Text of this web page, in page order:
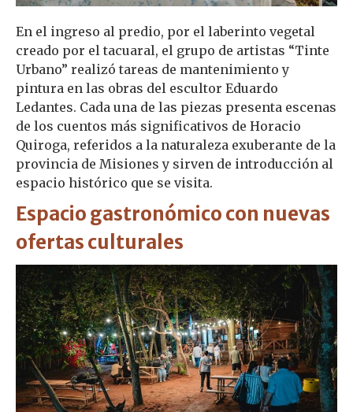
En el ingreso al predio, por el laberinto vegetal
creado por el tacuaral, el grupo de artistas “Tinte
Urbano” realizó tareas de mantenimiento y
pintura en las obras del escultor Eduardo
Ledantes. Cada una de las piezas presenta escenas
de los cuentos más significativos de Horacio
Quiroga, referidos a la naturaleza exuberante de la
provincia de Misiones y sirven de introducción al
espacio histórico que se visita.
Espacio gastronómico con nuevas
ofertas culturales